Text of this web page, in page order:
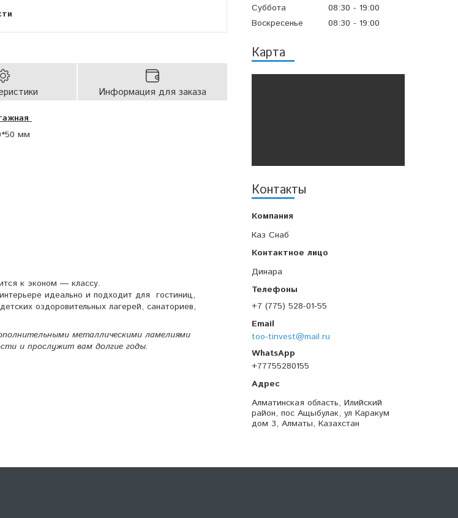
Суббота
08:30
19:00
Воскресенье
08:30 19:00
Карта
Контакты
Каз Снаб
Динара
+7 (775) 528-01-55
too-tinvest@mail.ru
+77755280155
Алматинская область, Илийский
район, пос Ащыбулак, ул Каракум
дом 3, Алматы, Казахстан
Информация для заказа
мм
к эконом ― классу.
идеально и подходит для гостиниц,
оздоровительных лагерей, санаториев,
металлическими ламелиями
и прослужит вам долгие годы.